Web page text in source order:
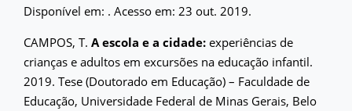
Disponível em: . Acesso em: 23 out. 2019.
CAMPOS, T. A escola e a cidade: experiências de
crianças e adultos em excursões na educação infantil.
2019. Tese (Doutorado em Educação) – Faculdade de
Educação, Universidade Federal de Minas Gerais, Belo